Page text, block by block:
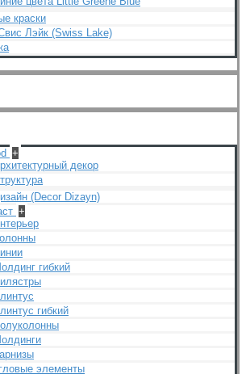
краски
Лэйк (Swiss Lake)
+
декор
(Decor Dizayn)
+
гибкий
гибкий
элементы